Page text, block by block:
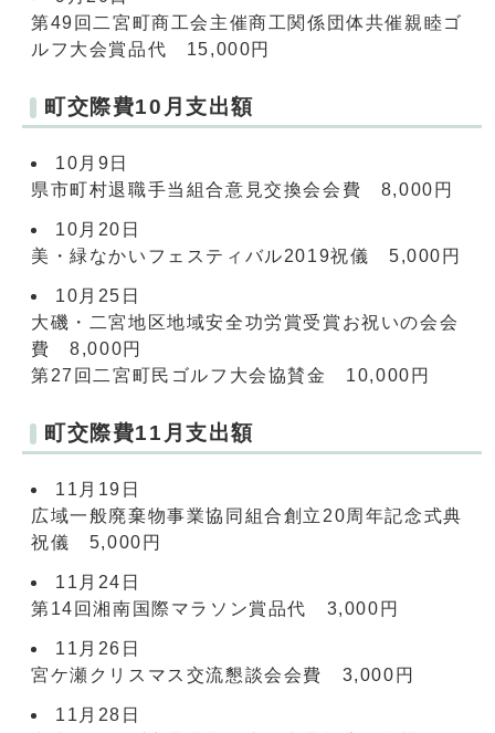
第49回二宮町商工会主催商工関係団体共催親睦ゴ
ルフ大会賞品代 15,000円
町交際費10月支出額
10月9日
県市町村退職手当組合意見交換会会費 8,000円
10月20日
美・緑なかいフェスティバル2019祝儀 5,000円
10月25日
大磯・二宮地区地域安全功労賞受賞お祝いの会会
費 8,000円
第27回二宮町民ゴルフ大会協賛金 10,000円
町交際費11月支出額
11月19日
広域一般廃棄物事業協同組合創立20周年記念式典
祝儀 5,000円
11月24日
第14回湘南国際マラソン賞品代 3,000円
11月26日
宮ケ瀬クリスマス交流懇談会会費 3,000円
11月28日